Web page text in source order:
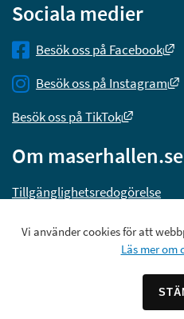
Sociala medier
Besök oss på Facebook
Besök oss på Instagram
Besök oss på TikTok
Länk till
Om maserhallen.se
Tillgänglighetsredogörelse
Vi använder cookies för att
Läs mer om